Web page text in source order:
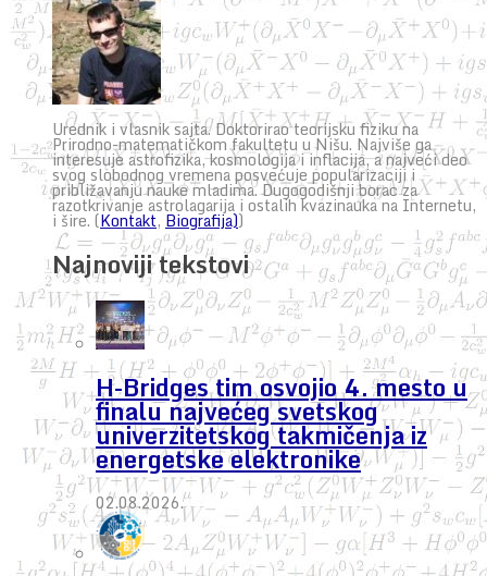
Urednik i vlasnik sajta. Doktorirao teorijsku fiziku na
Prirodno-matematičkom fakultetu u Nišu. Najviše ga
interesuje astrofizika, kosmologija i inflacija, a najveći deo
svog slobodnog vremena posvećuje popularizaciji i
približavanju nauke mladima. Dugogodišnji borac za
razotkrivanje astrolagarija i ostalih kvazinauka na Internetu,
i šire. (Kontakt, Biografija))
Najnoviji tekstovi
H-Bridges tim osvojio 4. mesto u
finalu najvećeg svetskog
univerzitetskog takmičenja iz
energetske elektronike
02.08.2026.